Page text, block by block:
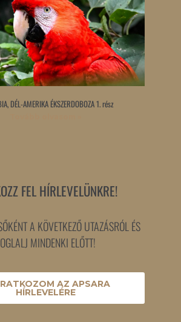
DÉL-AMERIKA ÉKSZERDOBOZA 1. rész
FEL HÍRLEVELÜNKRE!
A KÖVETKEZŐ UTAZÁSRÓL ÉS
MINDENKI ELŐTT!
AZ APSARA
HÍRLEVELÉRE